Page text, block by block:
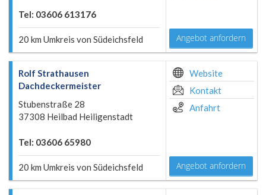
Tel: 03606 613176
20 km Umkreis von Südeichsfeld Angebot anfordern
Rolf Strathausen
Dachdeckermeister
Stubenstraße 28
37308 Heilbad Heiligenstadt
Tel: 03606 65980
20 km Umkreis von Südeichsfeld
Website
Kontakt
Anfahrt
Angebot anfordern